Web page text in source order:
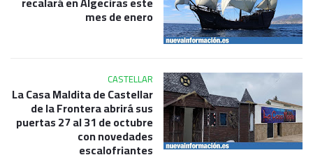
mes de enero
CASTELLAR
La Casa Maldita de Castellar
de la Frontera abrirá sus
puertas 27 al 31 de octubre
con novedades
escalofriantes